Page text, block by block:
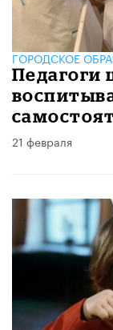
ГОРОДСКОЕ
Педагоги
21 февраля